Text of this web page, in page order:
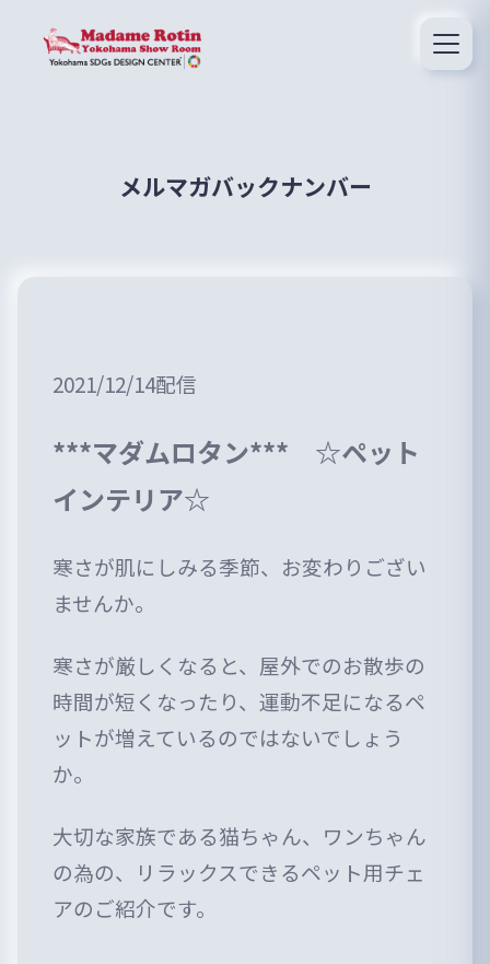
メルマガバックナンバー
2021/12/14配信
***マダムロタン*** ☆ペット
インテリア☆
寒さが肌にしみる季節、お変わりござい
ませんか。
寒さが厳しくなると、屋外でのお散歩の
時間が短くなったり、運動不足になるペ
ットが増えているのではないでしょう
か。
大切な家族である猫ちゃん、ワンちゃん
の為の、リラックスできるペット用チェ
アのご紹介です。